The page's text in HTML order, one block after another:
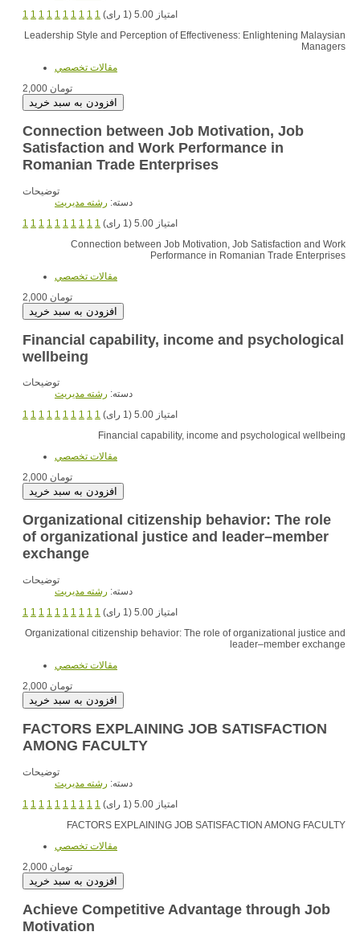
1 1 1 1 1 1 1 1 1 1
امتیاز 5.00 (1 رای)
Leadership Style and Perception of Effectiveness: Enlightening Malaysian
Managers
مقالات تخصصي
2,000 تومان
Connection between Job Motivation, Job
Satisfaction and Work Performance in
Romanian Trade Enterprises
توضیحات
دسته: رشته مديريت
1 1 1 1 1 1 1 1 1 1
امتیاز 5.00 (1 رای)
Connection between Job Motivation, Job Satisfaction and Work
Performance in Romanian Trade Enterprises
مقالات تخصصي
2,000 تومان
Financial capability, income and psychological
wellbeing
توضیحات
دسته: رشته مديريت
1 1 1 1 1 1 1 1 1 1
امتیاز 5.00 (1 رای)
Financial capability, income and psychological wellbeing
مقالات تخصصي
2,000 تومان
Organizational citizenship behavior: The role
of organizational justice and leader–member
exchange
توضیحات
دسته: رشته مديريت
1 1 1 1 1 1 1 1 1 1
امتیاز 5.00 (1 رای)
Organizational citizenship behavior: The role of organizational justice and
leader–member exchange
مقالات تخصصي
2,000 تومان
FACTORS EXPLAINING JOB SATISFACTION
AMONG FACULTY
توضیحات
دسته: رشته مديريت
1 1 1 1 1 1 1 1 1 1
امتیاز 5.00 (1 رای)
FACTORS EXPLAINING JOB SATISFACTION AMONG FACULTY
مقالات تخصصي
2,000 تومان
Achieve Competitive Advantage through Job
Motivation